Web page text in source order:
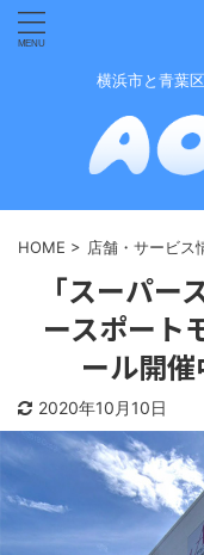
横浜市と青葉
HOME > 店舗・サービス
「スーパー
ースポート
ール開催
2020年10月10日